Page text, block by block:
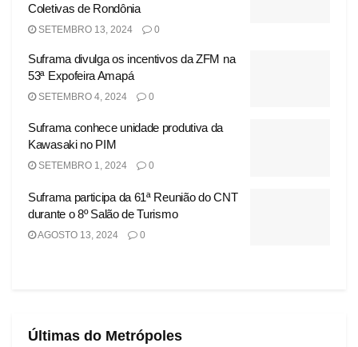
Coletivas de Rondônia
SETEMBRO 13, 2024 0
Suframa divulga os incentivos da ZFM na
53ª Expofeira Amapá
SETEMBRO 4, 2024 0
Suframa conhece unidade produtiva da
Kawasaki no PIM
SETEMBRO 1, 2024 0
Suframa participa da 61ª Reunião do CNT
durante o 8º Salão de Turismo
AGOSTO 13, 2024 0
Últimas do Metrópoles